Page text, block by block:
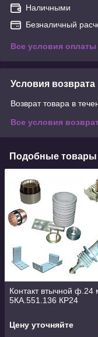
Наличными
Безналичный
Все условия оплаты
Условия возврата
Возврат товара в
Все условия
Подобные товары
Контакт втычной ф.24
5КА.551.136 КР24
Цену уточняйте